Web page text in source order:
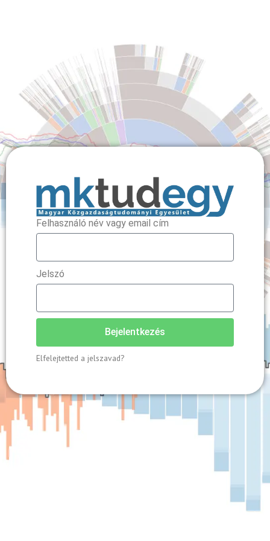
Felhasználó név vagy email cím
Jelszó
Bejelentkezés
Elfelejtetted a jelszavad?